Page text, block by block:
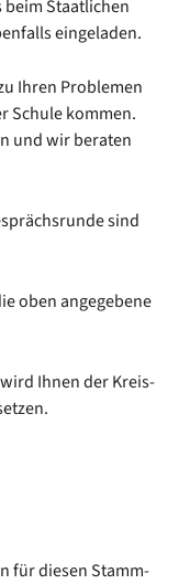
Staat­li­chen
ein­ge­la­den.
Ihren Pro­ble­men
Schu­le kom­men.
und wir bera­ten
sind
oben ange­ge­be­ne
Ihnen der Kreis­
für die­sen Stamm­